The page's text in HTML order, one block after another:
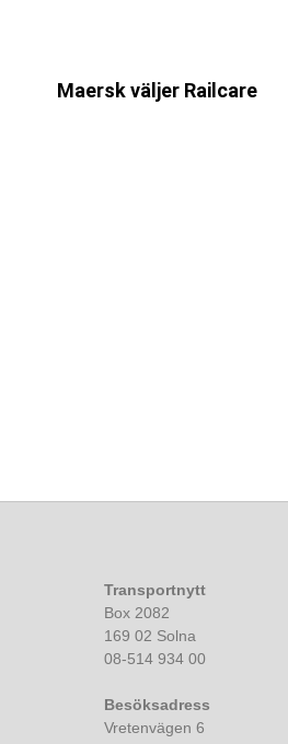
Maersk väljer Railcare
Transportnytt
Box 2082
169 02 Solna
08-514 934 00
Besöksadress
Vretenvägen 6